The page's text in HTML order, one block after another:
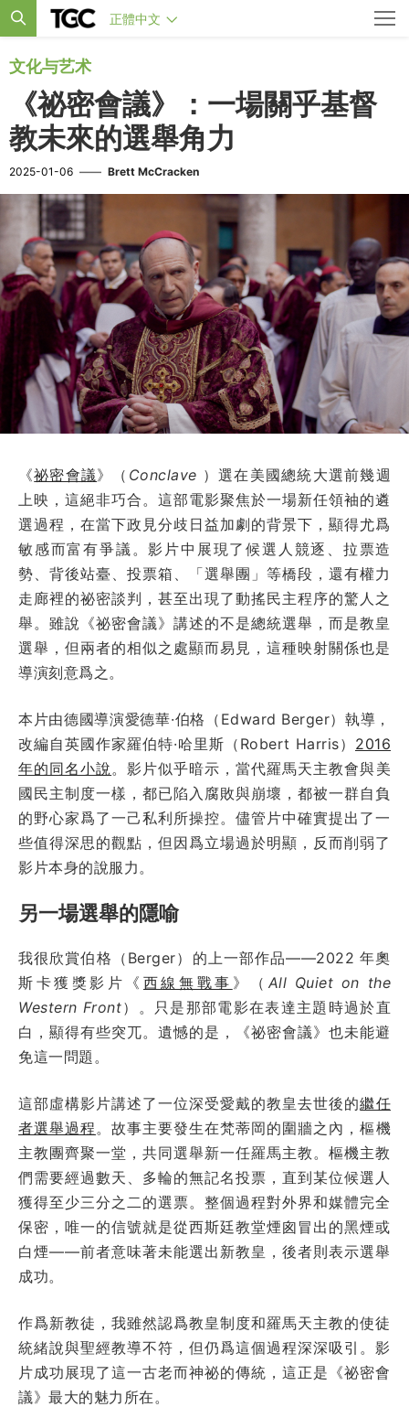
正體中文
文化与艺术
《祕密會議》：一場關乎基督
教未來的選舉角力
2025-01-06 —— Brett McCracken
《祕密會議》（ Conclave ）選在美國總統大選前幾週
上映，這絕非巧合。這部電影聚焦於一場新任領袖的遴
選過程，在當下政見分歧日益加劇的背景下，顯得尤爲
敏感而富有爭議。影片中展現了候選人競逐、拉票造
勢、背後站臺、投票箱、「選舉團」等橋段，還有權力
走廊裡的祕密談判，甚至出現了動搖民主程序的驚人之
舉。雖說《祕密會議》講述的不是總統選舉，而是教皇
選舉，但兩者的相似之處顯而易見，這種映射關係也是
導演刻意爲之。
本片由德國導演愛德華·伯格（Edward Berger）執導，
改編自英國作家羅伯特·哈里斯（Robert Harris） 2016
年的同名小說 。影片似乎暗示，當代羅馬天主教會與美
國民主制度一樣，都已陷入腐敗與崩壞，都被一群自負
的野心家爲了一己私利所操控。儘管片中確實提出了一
些值得深思的觀點，但因爲立場過於明顯，反而削弱了
影片本身的說服力。
另一場選舉的隱喻
我很欣賞伯格（Berger）的上一部作品——2022 年奧
斯卡獲獎影片《 西線無戰事 》（ All Quiet on the
Western Front）。只是那部電影在表達主題時過於直
白，顯得有些突兀。遺憾的是，《祕密會議》也未能避
免這一問題。
這部虛構影片講述了一位深受愛戴的教皇去世後的繼任
者選舉過程 。故事主要發生在梵蒂岡的圍牆之內，樞機
主教團齊聚一堂，共同選舉新一任羅馬主教。樞機主教
們需要經過數天、多輪的無記名投票，直到某位候選人
獲得至少三分之二的選票。整個過程對外界和媒體完全
保密，唯一的信號就是從西斯廷教堂煙囪冒出的黑煙或
白煙——前者意味著未能選出新教皇，後者則表示選舉
成功。
作爲新教徒，我雖然認爲教皇制度和羅馬天主教的使徒
統緒說與聖經教導不符，但仍爲這個過程深深吸引。影
片成功展現了這一古老而神祕的傳統，這正是《祕密會
議》最大的魅力所在。